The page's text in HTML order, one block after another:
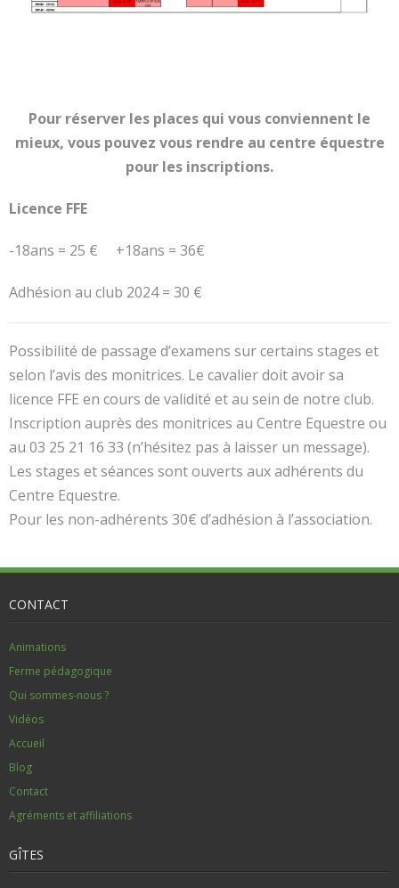
Classes
Centre équestre
- Découvrir le club
Contact
Animations
Pour réserver les places qui vous conviennent le
mieux, vous pouvez vous rendre au centre équestre
pour les inscriptions.
Licence FFE
-18ans = 25 € +18ans = 36€
Adhésion au club 2024 = 30 €
Possibilité de passage d’examens sur certains stages et
selon l’avis des monitrices. Le cavalier doit avoir sa
licence FFE en cours de validité et au sein de notre club.
Inscription auprès des monitrices au Centre Equestre ou
au 03 25 21 16 33 (n’hésitez pas à laisser un message).
Les stages et séances sont ouverts aux adhérents du
Centre Equestre.
Pour les non-adhérents 30€ d’adhésion à l’association.
CONTACT
Animations
Ferme pédagogique
Qui sommes-nous ?
Vidéos
Accueil
Blog
Contact
Agréments et affiliations
GÎTES